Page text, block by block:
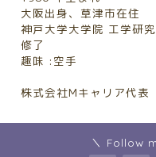
大阪出身、草津市在住
神戸大学大学院 工学研
修了
趣味 :空手
株式会社Mキャリア代表
＼ Follow